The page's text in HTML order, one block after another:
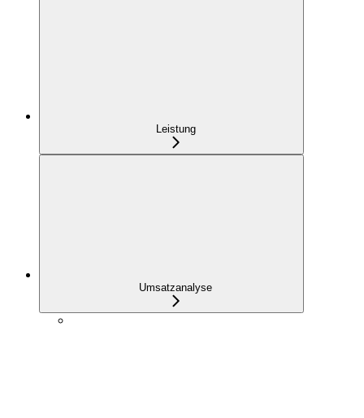
Leistung
Umsatzanalyse